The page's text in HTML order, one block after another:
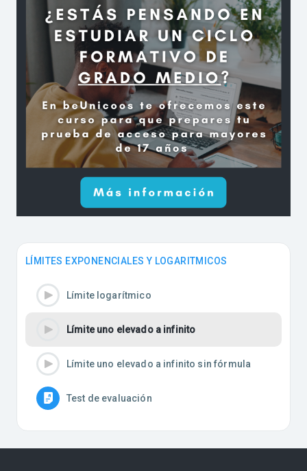
LÍMITES EXPONENCIALES Y LOGARITMICOS
Límite logarítmico
Límite uno elevado a infinito
Límite uno elevado a infinito sin fórmula
Test de evaluación